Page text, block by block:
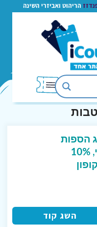
הריהוט ואביזרי השינה
הספות
לילדים ספפי, 10%
השג קוד